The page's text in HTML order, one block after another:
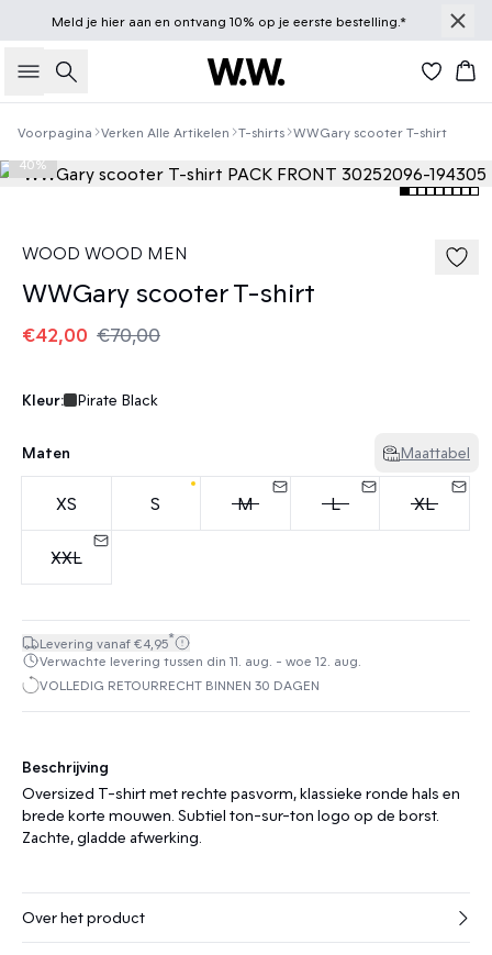
Meld je hieraan en ontvang 10% op je eerste bestelling.*
Zoeken
Voorpagina Verken Alle Artikelen T-shirts WWGary scooter T-shirt
40%
WOOD WOOD MEN
WWGary scooter T-shirt
€42,00 €70,00
Kleur: Pirate Black
Maten Maattabel
XS S M L XL
XXL
Levering vanaf €4,95*
Verwachte levering tussen din 11. aug. - woe 12. aug.
VOLLEDIG RETOURRECHT BINNEN 30 DAGEN
Beschrijving
Oversized T-shirt met rechte pasvorm, klassieke ronde hals en
brede korte mouwen. Subtiel ton-sur-ton logo op de borst.
Zachte, gladde afwerking.
Over het product